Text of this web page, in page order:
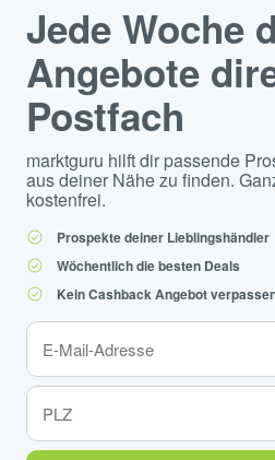
Jede Woche
Angebote
Postfach
marktguru hilft dir passende
aus deiner Nähe zu finden.
kostenfrei.
Prospekte deiner Lieblingshändler
Wöchentlich die besten Deals
Kein Cashback Angebot